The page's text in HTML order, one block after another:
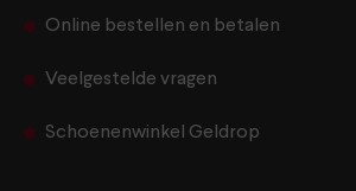
Online bestellen en betalen
Veelgestelde vragen
Schoenenwinkel Geldrop